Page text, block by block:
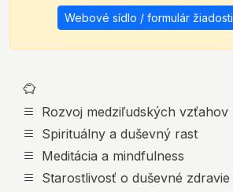
Webové sídlo / formulár žiadosti
Rozvoj medziľudských vzťahov
Spirituálny a duševný rast
Meditácia a mindfulness
Starostlivosť o duševné zdravie